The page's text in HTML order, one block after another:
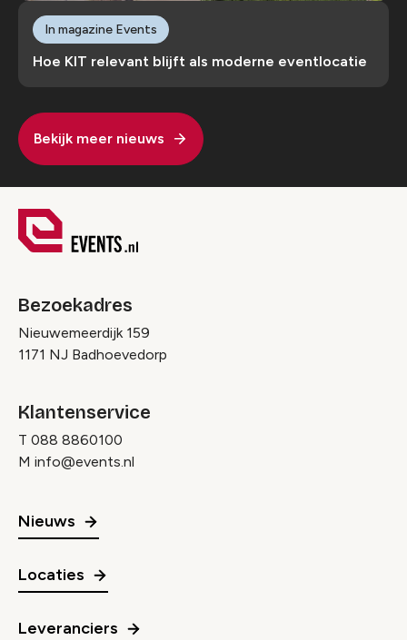
Hoe KIT relevant blijft als moderne eventlocatie
In magazine Events
Bekijk meer nieuws
Bezoekadres
Nieuwemeerdijk 159
1171 NJ Badhoevedorp
Klantenservice
T 088 8860100
M info@events.nl
Nieuws
Locaties
Leveranciers